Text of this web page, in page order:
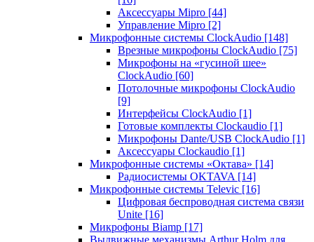
Аксессуары Mipro [44]
Управление Mipro [2]
Микрофонные системы ClockAudio [148]
Врезные микрофоны ClockAudio [75]
Микрофоны на «гусиной шее»
ClockAudio [60]
Потолочные микрофоны ClockAudio
[9]
Интерфейсы ClockAudio [1]
Готовые комплекты Clockaudio [1]
Микрофоны Dante/USB ClockAudio [1]
Аксессуары Clockaudio [1]
Микрофонные системы «Октава» [14]
Радиосистемы OKTAVA [14]
Микрофонные системы Televic [16]
Цифровая беспроводная система связи
Unite [16]
Микрофоны Biamp [17]
Выдвижные механизмы Arthur Holm для